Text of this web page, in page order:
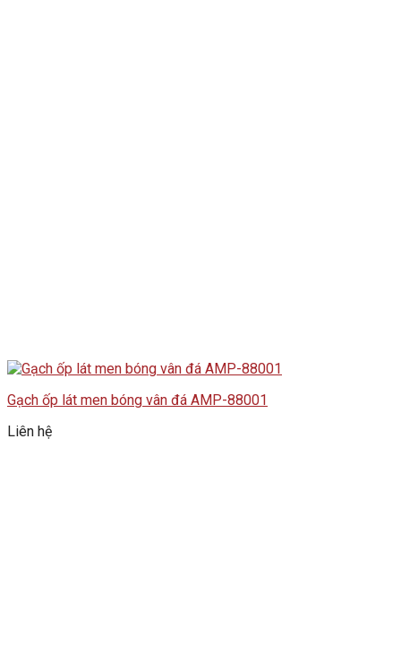
Gạch ốp lát men bóng vân đá AMP-88001
Liên hệ